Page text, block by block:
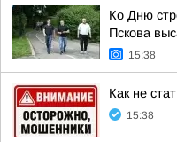
Ко Дню
Пскова
15:38
Как не
15:38